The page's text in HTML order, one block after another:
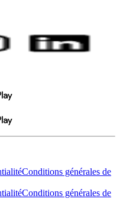
Conditions générales de
Conditions générales de